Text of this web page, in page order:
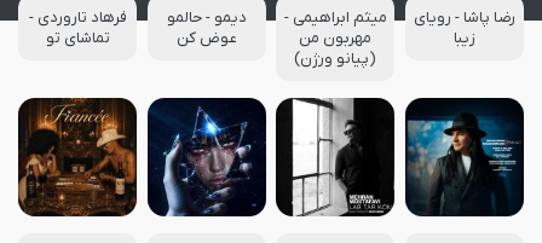
رضا پاشا - رویای
زیبا
میثم ابراهیمی -
مهربون من
(پیانو ورژن)
دیمو - حالمو
عوض کن
فرهاد تاروردی -
تماشای تو